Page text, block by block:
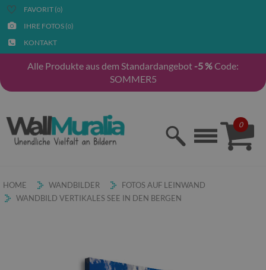
FAVORIT (0)
IHRE FOTOS (0)
KONTAKT
Alle Produkte aus dem Standardangebot -5 %Code:
SOMMER5
0
HOME WANDBILDER
FOTOS AUF LEINWAND
WANDBILD VERTIKALES SEE IN DEN BERGEN